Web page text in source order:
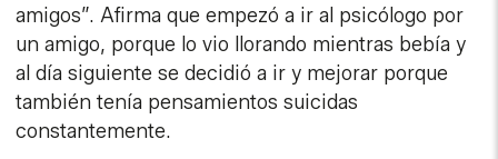
amigos”. Afirma que empezó a ir al psicólogo por
un amigo, porque lo vio llorando mientras bebía y
al día siguiente se decidió a ir y mejorar porque
también tenía pensamientos suicidas
constantemente.